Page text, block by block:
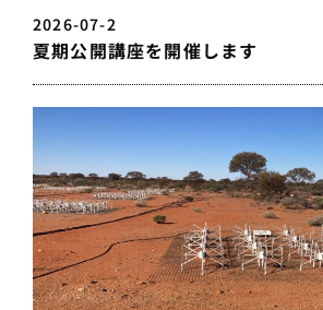
2026-07-2
夏期公開講座を開催します